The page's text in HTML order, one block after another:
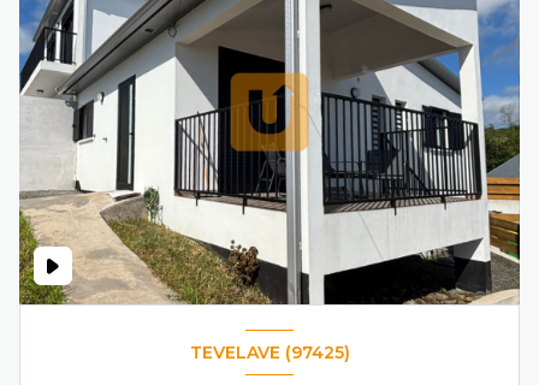
TEVELAVE (97425)